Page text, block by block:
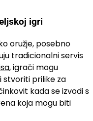
igri
oružje, posebno
tradicionalni servis
, igrači mogu
prilike za
kada se izvodi s
koja mogu biti